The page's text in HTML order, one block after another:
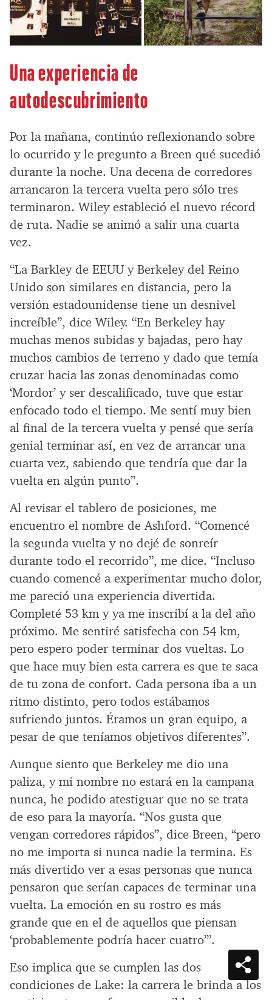
Una experiencia de
autodescubrimiento
Por la mañana, continúo reflexionando sobre
lo ocurrido y le pregunto a Breen qué sucedió
durante la noche. Una decena de corredores
arrancaron la tercera vuelta pero sólo tres
terminaron. Wiley estableció el nuevo récord
de ruta. Nadie se animó a salir una cuarta
vez.
“La Barkley de EEUU y Berkeley del Reino
Unido son similares en distancia, pero la
versión estadounidense tiene un desnivel
increíble”, dice Wiley. “En Berkeley hay
muchas menos subidas y bajadas, pero hay
muchos cambios de terreno y dado que temía
cruzar hacia las zonas denominadas como
‘Mordor’ y ser descalificado, tuve que estar
enfocado todo el tiempo. Me sentí muy bien
al final de la tercera vuelta y pensé que sería
genial terminar así, en vez de arrancar una
cuarta vez, sabiendo que tendría que dar la
vuelta en algún punto”.
Al revisar el tablero de posiciones, me
encuentro el nombre de Ashford. “Comencé
la segunda vuelta y no dejé de sonreír
durante todo el recorrido”, me dice. “Incluso
cuando comencé a experimentar mucho dolor,
me pareció una experiencia divertida.
Completé 53 km y ya me inscribí a la del año
próximo. Me sentiré satisfecha con 54 km,
pero espero poder terminar dos vueltas. Lo
que hace muy bien esta carrera es que te saca
de tu zona de confort. Cada persona iba a un
ritmo distinto, pero todos estábamos
sufriendo juntos. Éramos un gran equipo, a
pesar de que teníamos objetivos diferentes”.
Aunque siento que Berkeley me dio una
paliza, y mi nombre no estará en la campana
nunca, he podido atestiguar que no se trata
de eso para la mayoría. “Nos gusta que
vengan corredores rápidos”, dice Breen, “pero
no me importa si nunca nadie la termina. Es
más divertido ver a esas personas que nunca
pensaron que serían capaces de terminar una
vuelta. La emoción en su rostro es más
grande que en el de aquellos que piensan
‘probablemente podría hacer cuatro’”.
Eso implica que se cumplen las dos
condiciones de Lake: la carrera le brinda a los